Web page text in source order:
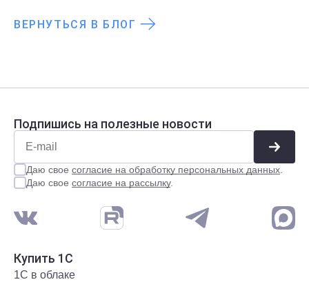
рассказали в статье.
ВЕРНУТЬСЯ В БЛОГ
Подпишись на полезные новости
Даю свое согласие на обработку персональных данных
Даю свое согласие на рассылку.
Купить 1С
1С в облаке